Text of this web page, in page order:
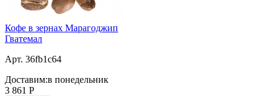
Кофе в зернах Марагоджип
Гватемал
Арт. 36fb1c64
Доставим:в понедельник
3 861 Р